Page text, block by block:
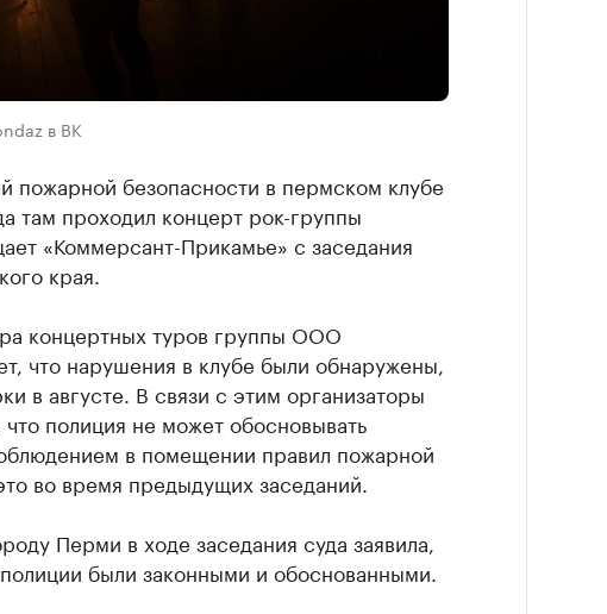
в ВК
безопасности в пермском клубе
там проходил концерт рок-группы
«Коммерсант-Прикамье» с заседания
края.
концертных туров группы ООО
что нарушения в клубе были обнаружены,
в августе. В связи с этим организаторы
полиция не может обосновывать
в помещении правил пожарной
во время предыдущих заседаний.
Перми в ходе заседания суда заявила,
были законными и обоснованными.